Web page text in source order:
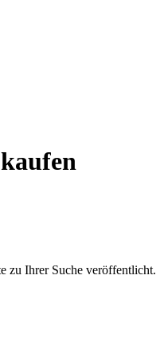
zu Ihrer Suche veröffentlicht.